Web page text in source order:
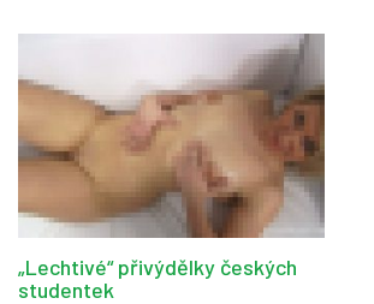
„Lechtivé“ přivýdělky českých
studentek